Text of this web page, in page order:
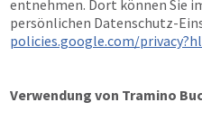
entnehmen. Dort können Sie
persönlichen Datenschutz-
policies.google.com/
Verwendung von Tramino